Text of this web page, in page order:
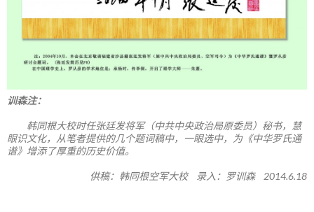
训森注：
韩同根大校时任张廷发将军（中共中央政治局原委员）秘书，慧
眼识文化，从笔者提供的几个题词稿中，一眼选中，为《中华罗氏通
谱》增添了厚重的历史价值。
供稿：韩同根空军大校 录入：罗训森 2014.6.18